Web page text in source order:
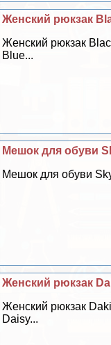
Женский рюкзак
Женский рюкзак
Blue...
Мешок для обуви
Мешок для обуви
Женский рюкзак
Женский рюкзак
Daisy...